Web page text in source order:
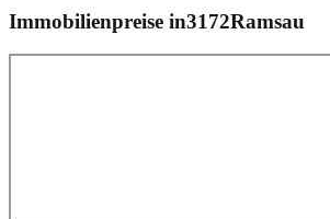
Immobilienpreise in3172Ramsau